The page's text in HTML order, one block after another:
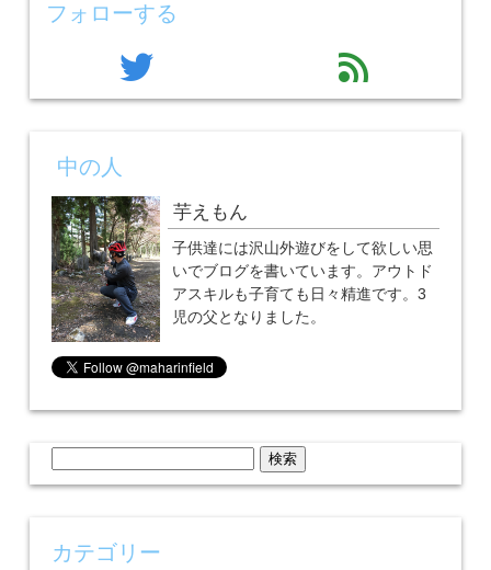
フォローする
twitter feed
中の人
芋えもん
子供達には沢山外遊びをして欲しい思
いでブログを書いています。アウトド
アスキルも子育ても日々精進です。3
児の父となりました。
索:
カテゴリー